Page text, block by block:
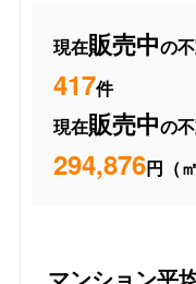
現在販売中の
417件
現在販売中の
294,876円（